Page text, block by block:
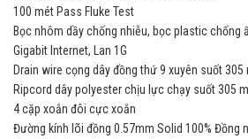
100 mét Pass Fluke Test
Bọc nhôm dầy chống nhiễu, bọc plastic chống
Gigabit Internet, Lan 1G
Drain wire cọng dây đồng thứ 9 xuyên suốt 305
Ripcord dây polyester chịu lực chạy suốt 305
4 cặp xoắn đôi cực xoắn
Đường kính lõi đồng 0.57mm Solid 100% Đồng